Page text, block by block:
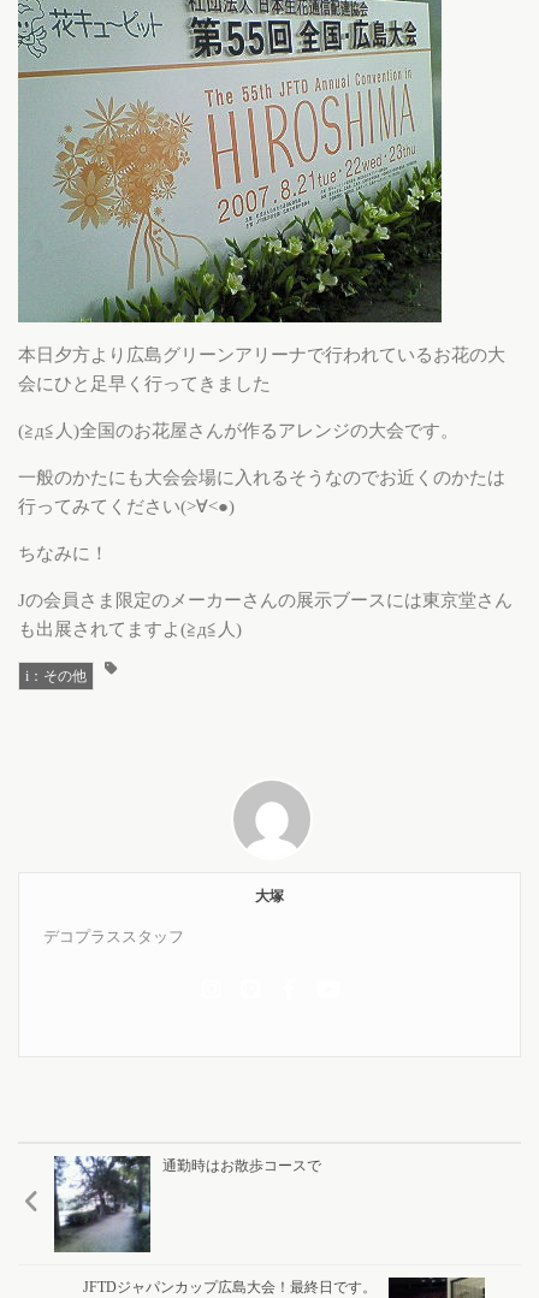
本日夕方より広島グリーンアリーナで行われているお花の大
会にひと足早く行ってきました
(≧д≦人)全国のお花屋さんが作るアレンジの大会です。
一般のかたにも大会会場に入れるそうなのでお近くのかたは
行ってみてください(>∀<●)
ちなみに！
Jの会員さま限定のメーカーさんの展示ブースには東京堂さん
も出展されてますよ(≧д≦人)
i：その他
大塚
デコプラススタッフ
通勤時はお散歩コースで
JFTDジャパンカップ広島大会！最終日です。